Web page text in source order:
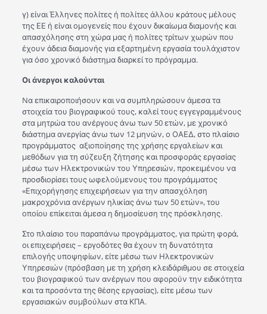
γ) είναι Έλληνες πολίτες ή πολίτες άλλου κράτους μέλους
της ΕΕ ή είναι ομογενείς που έχουν δικαίωμα διαμονής και
απασχόλησης στη χώρα μας ή πολίτες τρίτων χωρών που
έχουν άδεια διαμονής για εξαρτημένη εργασία τουλάχιστον
για όσο χρονικό διάστημα διαρκεί το πρόγραμμα.
Οι άνεργοι καλούνται
Nα επικαιροποιήσουν και να συμπληρώσουν άμεσα τα
στοιχεία του βιογραφικού τους, καλεί τους εγγεγραμμένους
στα μητρώα του ανέργους άνω των 50 ετών, με χρονικό
διάστημα ανεργίας άνω των 12 μηνών, ο ΟΑΕΔ, στο πλαίσιο
προγράμματος αξιοποίησης της χρήσης εργαλείων και
μεθόδων για τη σύζευξη ζήτησης και προσφοράς εργασίας
μέσω των Ηλεκτρονικών του Υπηρεσιών, προκειμένου να
προσδιορίσει τους ωφελούμενους του προγράμματος
«Επιχορήγησης επιχειρήσεων για την απασχόληση
μακροχρόνια ανέργων ηλικίας άνω των 50 ετών», του
οποίου επίκειται άμεσα η δημοσίευση της πρόσκλησης.
Στο πλαίσιο του παραπάνω προγράμματος, για πρώτη φορά,
οι επιχειρήσεις – εργοδότες θα έχουν τη δυνατότητα
επιλογής υποψηφίων, είτε μέσω των Ηλεκτρονικών
Υπηρεσιών (πρόσβαση με τη χρήση κλειδάριθμου σε στοιχεία
του βιογραφικού των ανέργων που αφορούν την ειδικότητα
και τα προσόντα της θέσης εργασίας), είτε μέσω των
εργασιακών συμβούλων στα ΚΠΑ.